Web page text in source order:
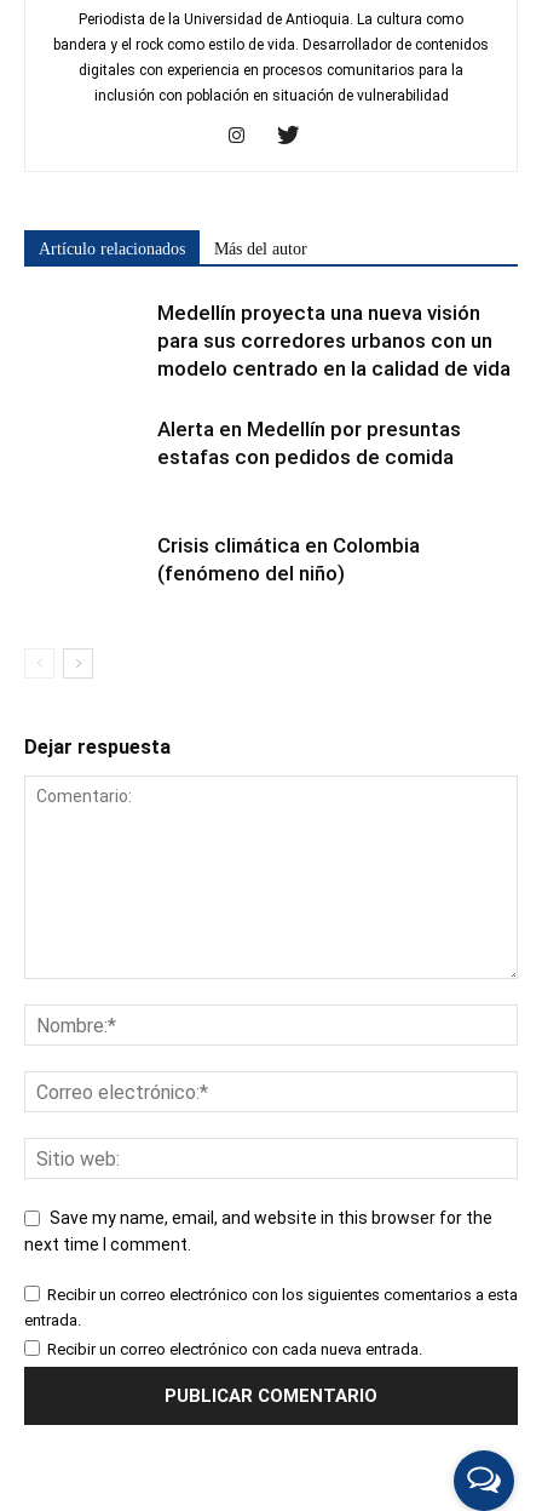
Periodista de la Universidad de Antioquia. La cultura como
bandera y el rock como estilo de vida. Desarrollador de contenidos
digitales con experiencia en procesos comunitarios para la
inclusión con población en situación de vulnerabilidad
Artículo relacionados Más del autor
Medellín proyecta una nueva visión
para sus corredores urbanos con un
modelo centrado en la calidad de vida
Alerta en Medellín por presuntas
estafas con pedidos de comida
Crisis climática en Colombia
(fenómeno del niño)
Dejar respuesta
Save my name, email, and website in this browser for the
next time I comment.
Recibir un correo electrónico con los siguientes comentarios a esta
entrada.
Recibir un correo electrónico con cada nueva entrada.